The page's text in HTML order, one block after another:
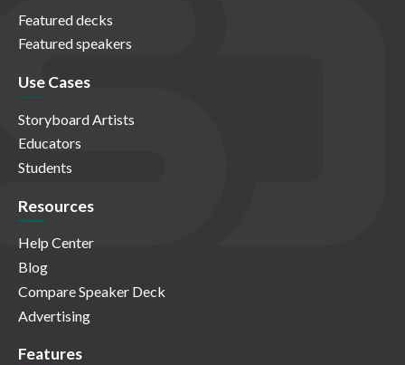
Featured decks
Featured speakers
Use Cases
Storyboard Artists
Educators
Students
Resources
Help Center
Blog
Compare Speaker Deck
Advertising
Features